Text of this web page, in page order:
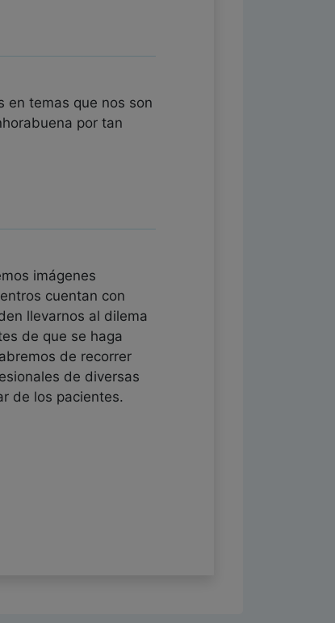
en temas que nos son
por tan
imágenes
cuentan con
llevarnos al dilema
de que se haga
de recorrer
de diversas
de los pacientes.